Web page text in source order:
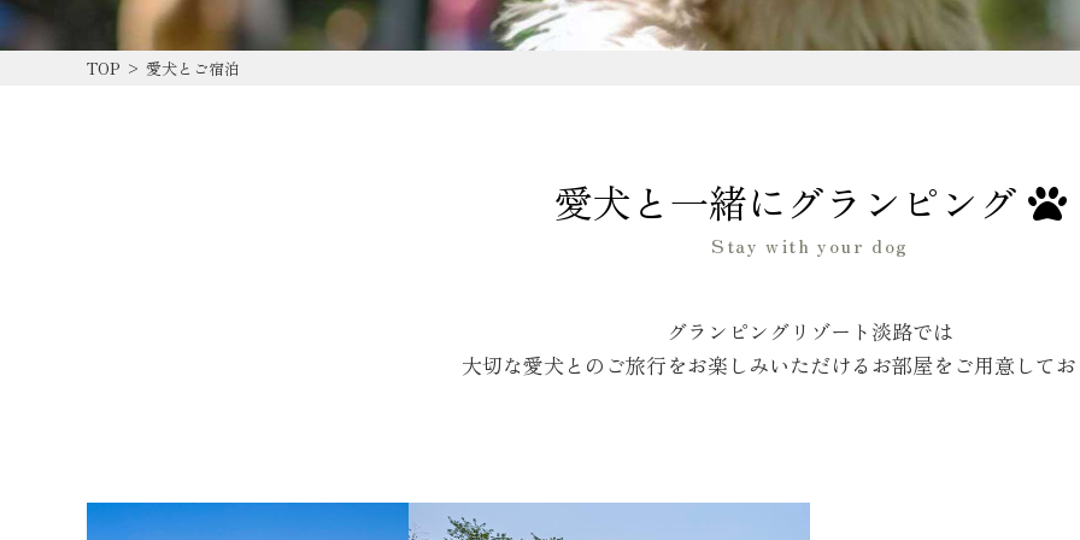
TOP > 愛犬とご宿泊
愛犬と一緒にグランピング
Stay with your dog
グランピングリゾート淡路では
大切な愛犬とのご旅行をお楽しみいただけるお部屋をご用意して